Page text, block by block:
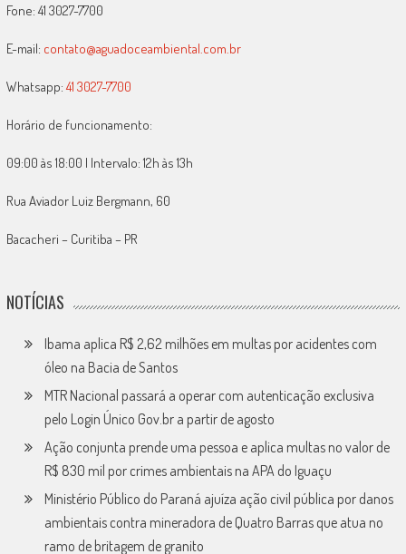
Fone: 41 3027-7700
E-mail: contato@aguadoceambiental.com.br
Whatsapp: 41 3027-7700
Horário de funcionamento:
09:00 às 18:00 | Intervalo: 12h às 13h
Rua Aviador Luiz Bergmann, 60
Bacacheri – Curitiba – PR
NOTÍCIAS
Ibama aplica R$ 2,62 milhões em multas por acidentes com
óleo na Bacia de Santos
MTR Nacional passará a operar com autenticação exclusiva
pelo Login Único Gov.br a partir de agosto
Ação conjunta prende uma pessoa e aplica multas no valor de
R$ 830 mil por crimes ambientais na APA do Iguaçu
Ministério Público do Paraná ajuíza ação civil pública por danos
ambientais contra mineradora de Quatro Barras que atua no
ramo de britagem de granito